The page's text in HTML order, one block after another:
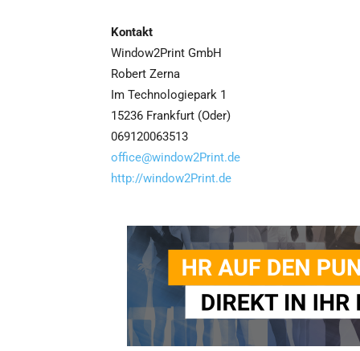
Kontakt
Window2Print GmbH
Robert Zerna
Im Technologiepark 1
15236 Frankfurt (Oder)
069120063513
office@window2Print.de
http://window2Print.de